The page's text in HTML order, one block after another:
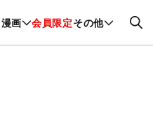
漫画 会員限定その他
ファッション 恋愛・結婚